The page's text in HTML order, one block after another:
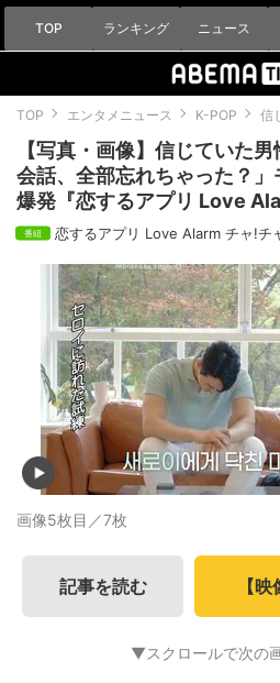
TOP ランキング ニュース
TOP エンタメニュース K-POP 信
【写真・画像】信じていた
会話、全部忘れちゃった？
爆発『恋するアプリ Love
恋するアプリ Love Alarm チャ!チ
画像5枚目／7枚
記事を読む 【
▼スクロールで次の